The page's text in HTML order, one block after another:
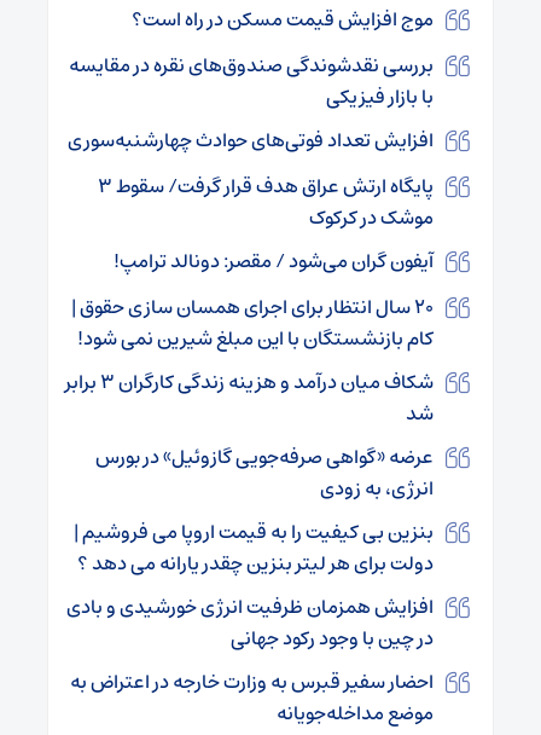
موج افزایش قیمت مسکن در راه است؟
بررسی نقدشوندگی صندوق‌های نقره در مقایسه
با بازار فیزیکی
افزایش تعداد فوتی‌های حوادث چهارشنبه‌سوری
پایگاه ارتش عراق هدف قرار گرفت/ سقوط ۳
موشک در کرکوک
آیفون گران می‌شود / مقصر: دونالد ترامپ!
۲۰ سال انتظار برای اجرای همسان سازی حقوق |
کام بازنشستگان با این مبلغ شیرین نمی شود!
شکاف میان درآمد و هزینه زندگی کارگران ۳ برابر
شد
عرضه «گواهی صرفه‌جویی گازوئیل» در بورس
انرژی، به زودی
بنزین بی کیفیت را به قیمت اروپا می فروشیم |
دولت برای هر لیتر بنزین چقدر یارانه می دهد ؟
افزایش همزمان ظرفیت انرژی خورشیدی و بادی
در چین با وجود رکود جهانی
احضار سفیر قبرس به وزارت خارجه در اعتراض به
موضع مداخله‌جویانه